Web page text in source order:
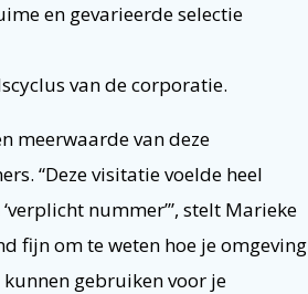
en gevarieerde selectie
van de corporatie.
meerwaarde van deze
“Deze visitatie voelde heel
nummer’”, stelt Marieke
fijn om te weten hoe je omgeving
gebruiken voor je